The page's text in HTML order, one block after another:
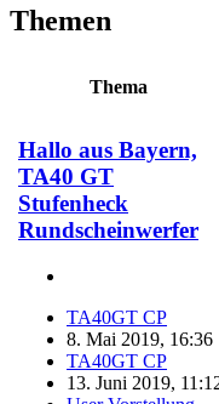
Themen
Thema
Hallo aus Bayern,
TA40 GT
Stufenheck
Rundscheinwerfer
TA40GT CP
8. Mai 2019, 16:36
TA40GT CP
13. Juni 2019,